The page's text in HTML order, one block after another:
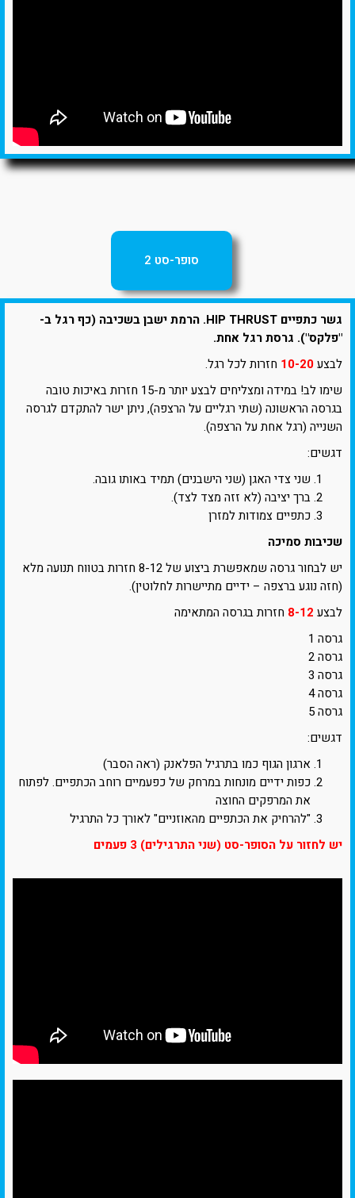
סופר-סט 2
גשר כתפיים HIP THRUST. הרמת ישבן בשכיבה (כף רגל ב-
"פלקס"). גרסת רגל אחת.
לבצע10-20 חזרות לכל רגל.
שימו לב! במידה ומצליחים לבצע יותר מ-15 חזרות באיכות טובה
בגרסה הראשונה (שתי רגליים על הרצפה), ניתן ישר להתקדם לגרסה
השנייה (רגל אחת על הרצפה).
דגשים:
שני צדי האגן (שני הישבנים) תמיד באותו גובה.
ברך יציבה (לא זזה מצד לצד).
כתפיים צמודות למזרן
שכיבות סמיכה
יש לבחור גרסה שמאפשרת ביצוע של 8-12 חזרות בטווח תנועה מלא
(חזה נוגע ברצפה – ידיים מתיישרות לחלוטין).
לבצע 8-12 חזרות בגרסה המתאימה
גרסה 1
גרסה 2
גרסה 3
גרסה 4
גרסה 5
דגשים:
ארגון הגוף כמו בתרגיל הפלאנק (ראה הסבר)
כפות ידיים מונחות במרחק של כפעמיים רוחב הכתפיים. לפתוח
את המרפקים החוצה
"להרחיק את הכתפיים מהאוזניים" לאורך כל התרגיל
יש לחזור על הסופר-סט (שני התרגילים) 3 פעמים